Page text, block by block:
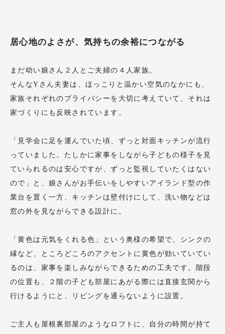
居心地のよさが、気持ちの余裕につながる
まだ幼い娘さん２人とご夫婦の４人家族。
そんなYさん夫妻は、ほっこりと温かい空気のなかにも、
家族それぞれのプライバシーを大切に考えていて、それは
家づくりにも反映されています。
「見学会に足を運んでいた頃、ずっと対面キッチンが流行
っていました。たしかに家事をしながら子どもの様子を見
ていられるのは安心ですが、ずっと監視していたくはない
ので」と、娘さんがお手伝いをしやすいアイランド型の作
業台を置く一方、キッチンは壁付けにして、洗い物などは
窓の外を見ながらできる設計に。
「黄色は元気をくれる色」という奥様の希望で、シンクの
縁など、ところどころのアクセントに黄色が効いていてい
るのは、家事を楽しみながらできるための工夫です。階段
の位置も、２階の子ども部屋にあがる際には直接玄関から
行けるようにと、リビングを通らないように設置。
ご主人も屋根裏部屋のようなロフトに、自分の時間が持て